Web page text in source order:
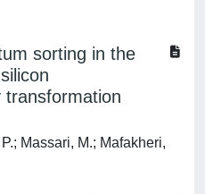
sorting in the
transformation
Massari, M.; Mafakheri,